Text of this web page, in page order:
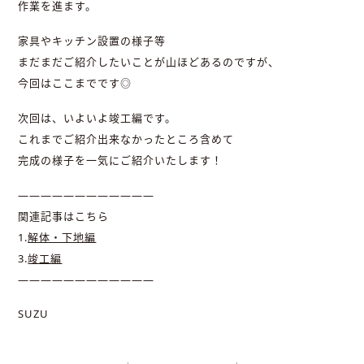
作業を進ます。
家具やキッチン設置の様子等
まだまだご紹介したいことが山ほどあるのですが、
今回はここまでです◎
次回は、いよいよ竣工編です。
これまでご紹介出来なかったところ含めて
完成の様子を一気にご紹介いたします！
————————————
関連記事はこちら
1.解体・下地編
3.竣工編
————————————
SUZU